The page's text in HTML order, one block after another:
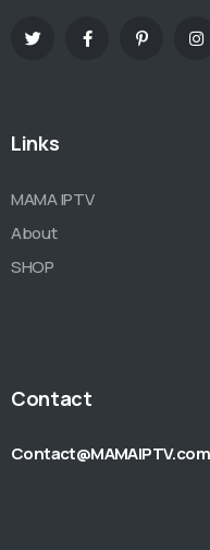
Links
MAMA IPTV
About
SHOP
Contact
Contact@MAMAIPTV.com